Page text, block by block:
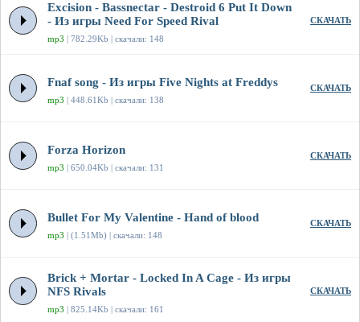
Excision - Bassnectar - Destroid 6 Put It Down
- Из игры Need For Speed Rival
mp3 | 782.29Kb | скачали: 148
СКАЧАТЬ
Fnaf song - Из игры Five Nights at Freddys
mp3 | 448.61Kb | скачали: 138
СКАЧАТЬ
Forza Horizon
mp3 | 650.04Kb | скачали: 131
СКАЧАТЬ
Bullet For My Valentine - Hand of blood
mp3 | (1.51Mb) | скачали: 148
СКАЧАТЬ
Brick + Mortar - Locked In A Cage - Из игры
NFS Rivals
mp3 | 825.14Kb | скачали: 161
СКАЧАТЬ